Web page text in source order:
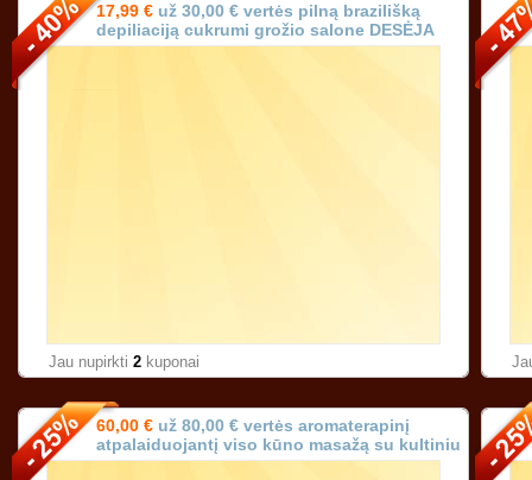
17,99 € už 30,00 € vertės pilną brazilišką
depiliaciją cukrumi grožio salone DESĖJA
Vilniuje!
Jau nupirkti 2 kuponai
60,00 € už 80,00 € vertės aromaterapinį
atpalaiduojantį viso kūno masažą su kultiniu
prancūzišku aliejumi (trukmė 90 min.)!